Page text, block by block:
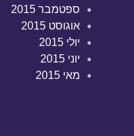
ספטמבר 2015
אוגוסט 2015
יולי 2015
יוני 2015
מאי 2015